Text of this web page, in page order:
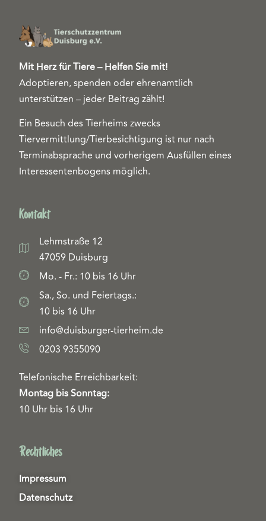
Mit Herz für Tiere – Helfen Sie mit!
Adoptieren, spenden oder ehrenamtlich
unterstützen – jeder Beitrag zählt!
Ein Besuch des Tierheims zwecks
Tiervermittlung/Tierbesichtigung ist nur nach
Terminabsprache und vorherigem Ausfüllen eines
Interessentenbogens möglich.
Kontakt
Lehmstraße 12
47059 Duisburg
Mo. - Fr.: 10 bis 16 Uhr
Sa., So. und Feiertags.:
10 bis 16 Uhr
info@duisburger-tierheim.de
0203 9355090
Telefonische Erreichbarkeit:
Montag bis Sonntag:
10 Uhr bis 16 Uhr
Rechtliches
Impressum
Datenschutz